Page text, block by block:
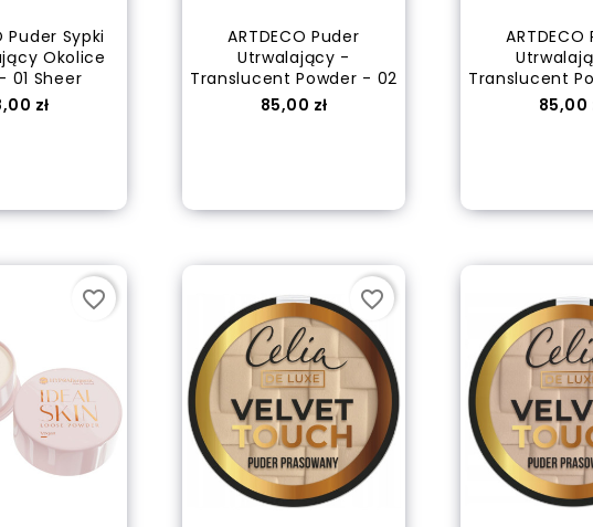
Cena
16,90 zł
Puder Sypki
Okolice
01 Sheer
zł
ARTDECO Puder
Utrwalający -
Translucent Powder - 02
Cena
85,00 zł
ARTDECO
Translucent
Cena
85,00
favorite_border favorite_border